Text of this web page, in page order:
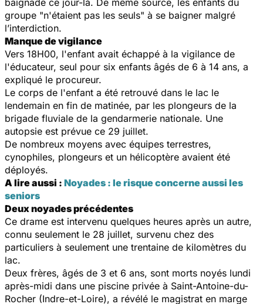
groupe "n'étaient pas les seuls" à se baigner malgré
l’interdiction.
Manque de vigilance
Vers 18H00, l'enfant avait échappé à la vigilance de
l'éducateur, seul pour six enfants âgés de 6 à 14 ans, a
expliqué le procureur.
Le corps de l'enfant a été retrouvé dans le lac le
lendemain en fin de matinée, par les plongeurs de la
brigade fluviale de la gendarmerie nationale. Une
autopsie est prévue ce 29 juillet.
De nombreux moyens avec équipes terrestres,
cynophiles, plongeurs et un hélicoptère avaient été
déployés.
A lire aussi : Noyades : le risque concerne aussi les
seniors
Deux noyades précédentes
Ce drame est intervenu quelques heures après un autre,
connu seulement le 28 juillet, survenu chez des
particuliers à seulement une trentaine de kilomètres du
lac.
Deux frères, âgés de 3 et 6 ans, sont morts noyés lundi
après-midi dans une piscine privée à Saint-Antoine-du-
Rocher (Indre-et-Loire), a révélé le magistrat en marge